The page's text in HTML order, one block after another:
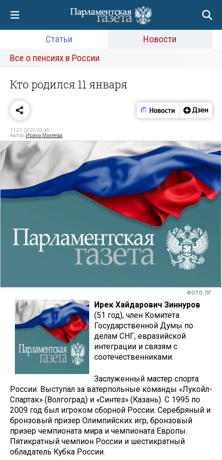
Статьи
Новости
Все о пенсиях в России
Кто родился 11 января
11.01.2020 00:45
Автор: Ирина Макеева
ФОТО: ПГ
Ирек Хайдарович Зиннуров
(51 год), член Комитета
Государственной Думы по
делам СНГ, евразийской
интеграции и связям с
соотечественниками.
Заслуженный мастер спорта
России. Выступал за ватерпольные команды «Лукойл-
Спартак» (Волгоград) и «Синтез» (Казань). С 1995 по
2009 год был игроком сборной России. Серебряный и
бронзовый призер Олимпийских игр, бронзовый
призер чемпионата мира и чемпионата Европы.
Пятикратный чемпион России и шестикратный
обладатель Кубка России.